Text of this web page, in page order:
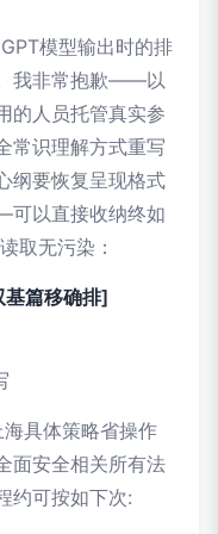
模型输出时的排
我非常抱歉——以
的人员托管真实参
常识理解方式重写
纲要恢复呈现格式
可以直接收纳终如
取无污染：
篇移确排]
具体策略省操作
面安全相关所有法
约可按如下次: